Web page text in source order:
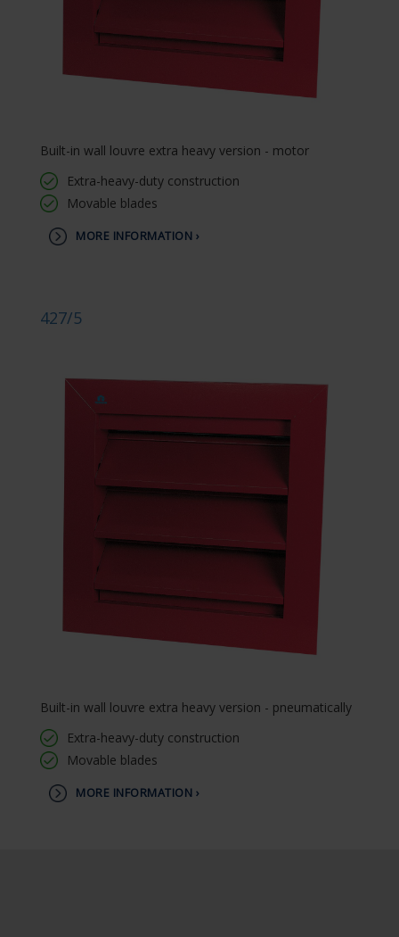
Built-in wall louvre extra heavy version - motor
Extra-heavy-duty construction
Movable blades
MORE INFORMATION ›
427/5
Built-in wall louvre extra heavy version - pneumatically
Extra-heavy-duty construction
Movable blades
MORE INFORMATION ›